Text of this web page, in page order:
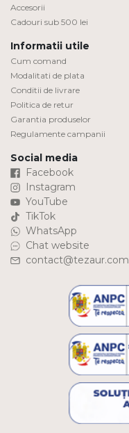
Accesorii
Cadouri sub 500 lei
Informatii utile
Cum comand
Modalitati de plata
Conditii de livrare
Politica de retur
Garantia produselor
Regulamente campanii
Social media
Facebook
Instagram
YouTube
TikTok
WhatsApp
Chat website
contact@tezaur.com